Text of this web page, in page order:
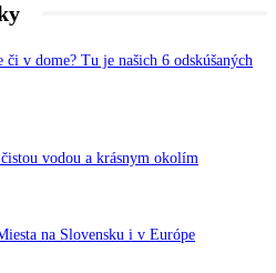
v dome? Tu je našich 6 odskúšaných
vodou a krásnym okolím
na Slovensku i v Európe